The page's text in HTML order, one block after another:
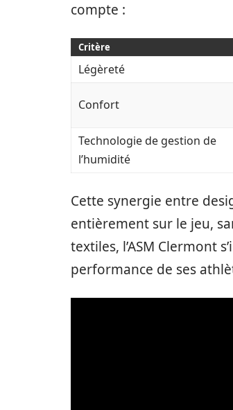
compte :
Critère
Légèreté
Confort
Technologie de gestion de
l’humidité
Cette synergie entre
entièrement sur le jeu,
textiles, l’ASM Clermont
performance de ses